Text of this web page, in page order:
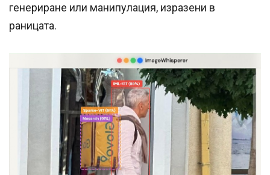
генериране или манипулация, изразени в
раницата.